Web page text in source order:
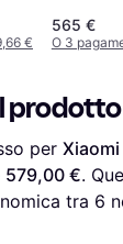
€
565 €
O 3
prodotto
per Xiaomi
579,00 €.
tra 6